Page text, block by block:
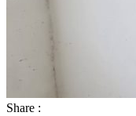
Share :